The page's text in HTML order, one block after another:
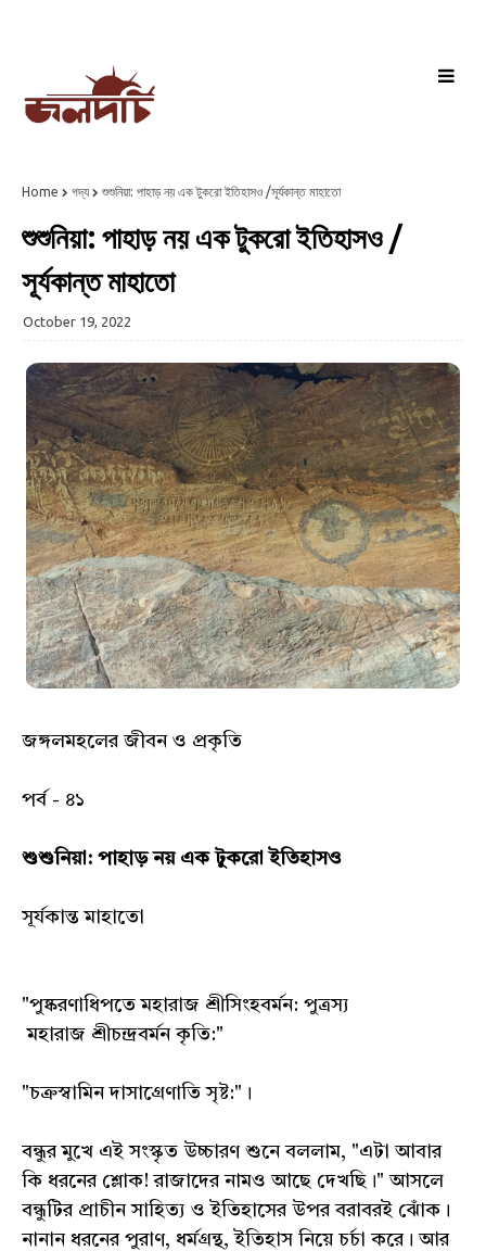
Home গদ্য শুশুনিয়া: পাহাড় নয় এক টুকরো ইতিহাসও /সূর্যকান্ত মাহাতো
শুশুনিয়া: পাহাড় নয় এক টুকরো ইতিহাসও /
সূর্যকান্ত মাহাতো
October 19, 2022
জঙ্গলমহলের জীবন ও প্রকৃতি
পর্ব - ৪১
শুশুনিয়া: পাহাড় নয় এক টুকরো ইতিহাসও
সূর্যকান্ত মাহাতো
"পুষ্করণাধিপতে মহারাজ শ্রীসিংহবর্মন: পুত্রস্য
মহারাজ শ্রীচন্দ্রবর্মন কৃতি:"
"চক্রস্বামিন দাসাগ্রেণাতি সৃষ্ট:"।
বন্ধুর মুখে এই সংস্কৃত উচ্চারণ শুনে বললাম, "এটা আবার
কি ধরনের শ্লোক! রাজাদের নামও আছে দেখছি।" আসলে
বন্ধুটির প্রাচীন সাহিত্য ও ইতিহাসের উপর বরাবরই ঝোঁক।
নানান ধরনের পুরাণ, ধর্মগ্রন্থ, ইতিহাস নিয়ে চর্চা করে। আর